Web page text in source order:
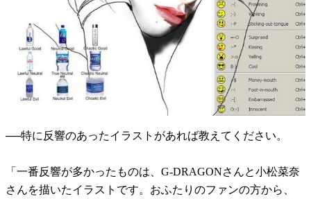
──特に反響のあったイラストがあれば教えてください。
「一番反響が多かったものは、G-DRAGONさんと小松菜奈
さんを描いたイラストです。おふたりのファンの方から、